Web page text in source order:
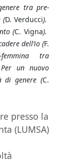
tra pre-
(D. Verducci).
(C. Vigna).
dell’io (F.
tra
un nuovo
di genere (C.
presso la
(LUMSA)